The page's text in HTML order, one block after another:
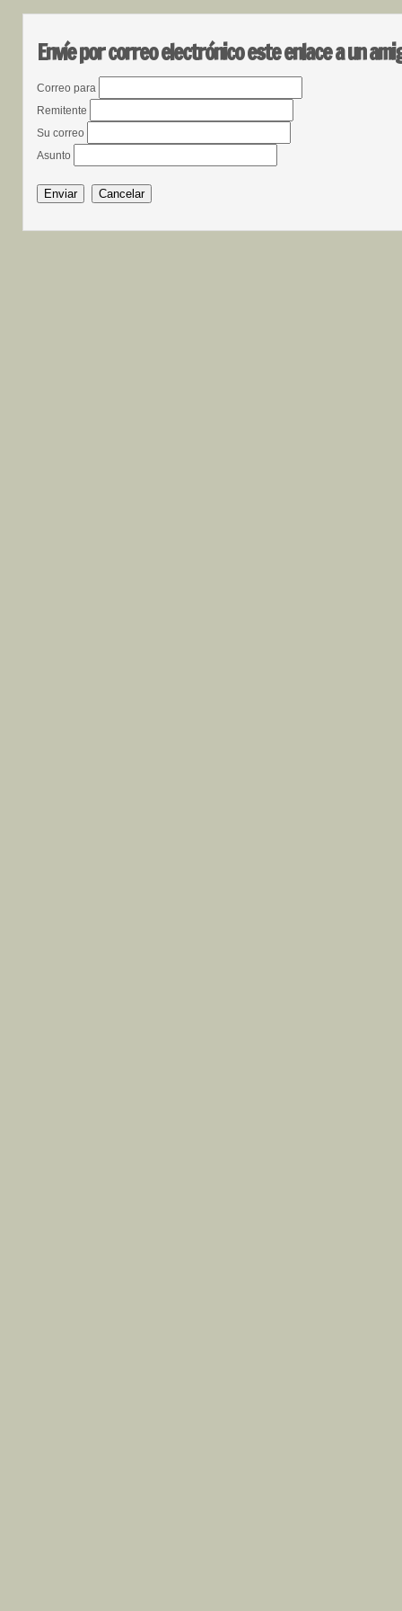
Envíe por correo electrónico este enlace a un
Correo para
Remitente
Su correo
Asunto
Enviar Cancelar